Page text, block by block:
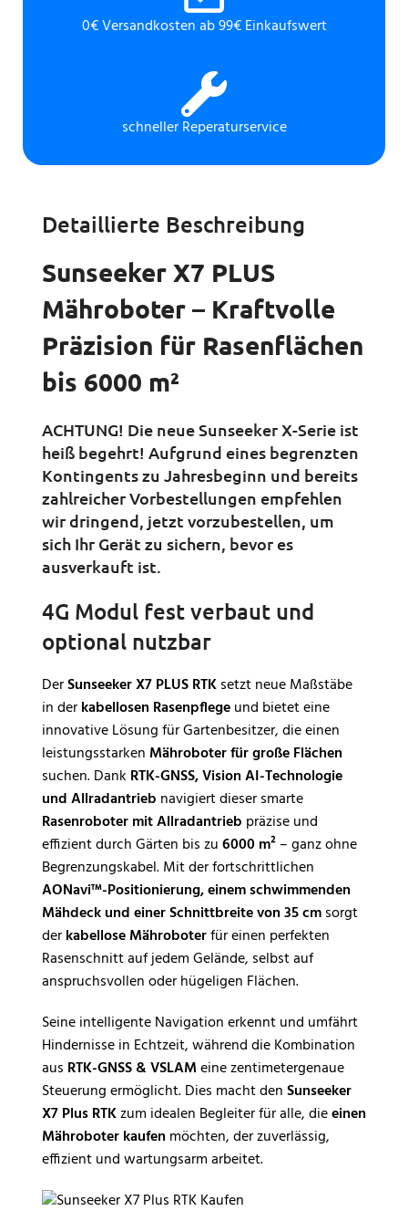
0€ Versandkosten ab 99€ Einkaufswert
schneller Reperaturservice
Detaillierte Beschreibung
Sunseeker X7 PLUS
Mähroboter – Kraftvolle
Präzision für Rasenflächen
bis 6000 m²
ACHTUNG! Die neue Sunseeker X-Serie ist
heiß begehrt! Aufgrund eines begrenzten
Kontingents zu Jahresbeginn und bereits
zahlreicher Vorbestellungen empfehlen
wir dringend, jetzt vorzubestellen, um
sich Ihr Gerät zu sichern, bevor es
ausverkauft ist.
4G Modul fest verbaut und
optional nutzbar
DerSunseeker X7 PLUS RTKsetzt neue Maßstäbe
in derkabellosen Rasenpflegeund bietet eine
innovative Lösung für Gartenbesitzer, die einen
leistungsstarken Mähroboter für große Flächen
suchen. Dank RTK-GNSS, Vision AI-Technologie
und Allradantrieb navigiert dieser smarte
Rasenroboter mit Allradantrieb präzise und
effizient durch Gärten bis zu6000 m²– ganz ohne
Begrenzungskabel. Mit der fortschrittlichen
AONavi™-Positionierung, einem schwimmenden
Mähdeck und einer Schnittbreite von 35 cmsorgt
derkabellose Mähroboterfür einen perfekten
Rasenschnitt auf jedem Gelände, selbst auf
anspruchsvollen oder hügeligen Flächen.
Seine intelligente Navigation erkennt und umfährt
Hindernisse in Echtzeit, während die Kombination
aus RTK-GNSS & VSLAMeine zentimetergenaue
Steuerung ermöglicht. Dies macht denSunseeker
X7 Plus RTKzum idealen Begleiter für alle, dieeinen
Mähroboter kaufen möchten, der zuverlässig,
effizient und wartungsarm arbeitet.